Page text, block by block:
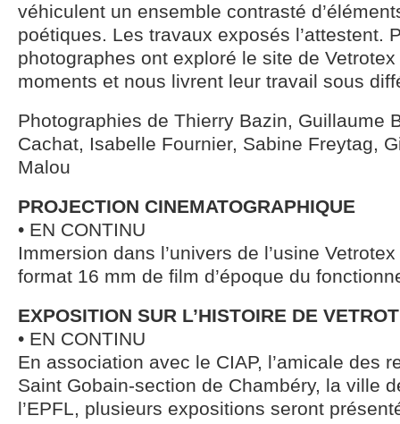
véhiculent un ensemble contrasté
poétiques. Les travaux exposés l’attestent.
photographes ont exploré le site de
moments et nous livrent leur travail sous
Photographies de Thierry Bazin, Guillaume
Cachat, Isabelle Fournier, Sabine Freytag,
Malou
PROJECTION CINEMATOGRAPHIQUE
• EN CONTINU
Immersion dans l’univers de l’usine
format 16 mm de film d’époque du
EXPOSITION SUR L’HISTOIRE DE
• EN CONTINU
En association avec le CIAP, l’amicale des
Saint Gobain-section de Chambéry, la ville
l’EPFL, plusieurs expositions seront